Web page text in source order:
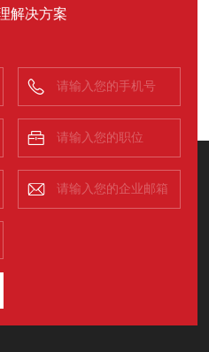
解决方案